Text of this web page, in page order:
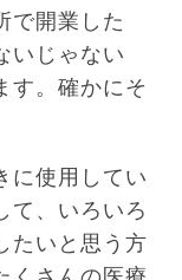
で開業した
いじゃない
す。確かにそ
に使用してい
て、いろいろ
たいと思う方